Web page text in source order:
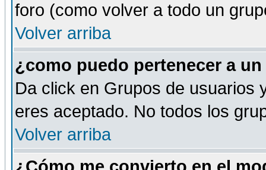
foro (como volver a todo un
Volver arriba
¿como puedo pertenecer a
Da click en Grupos de usuarios
eres aceptado. No todos los
Volver arriba